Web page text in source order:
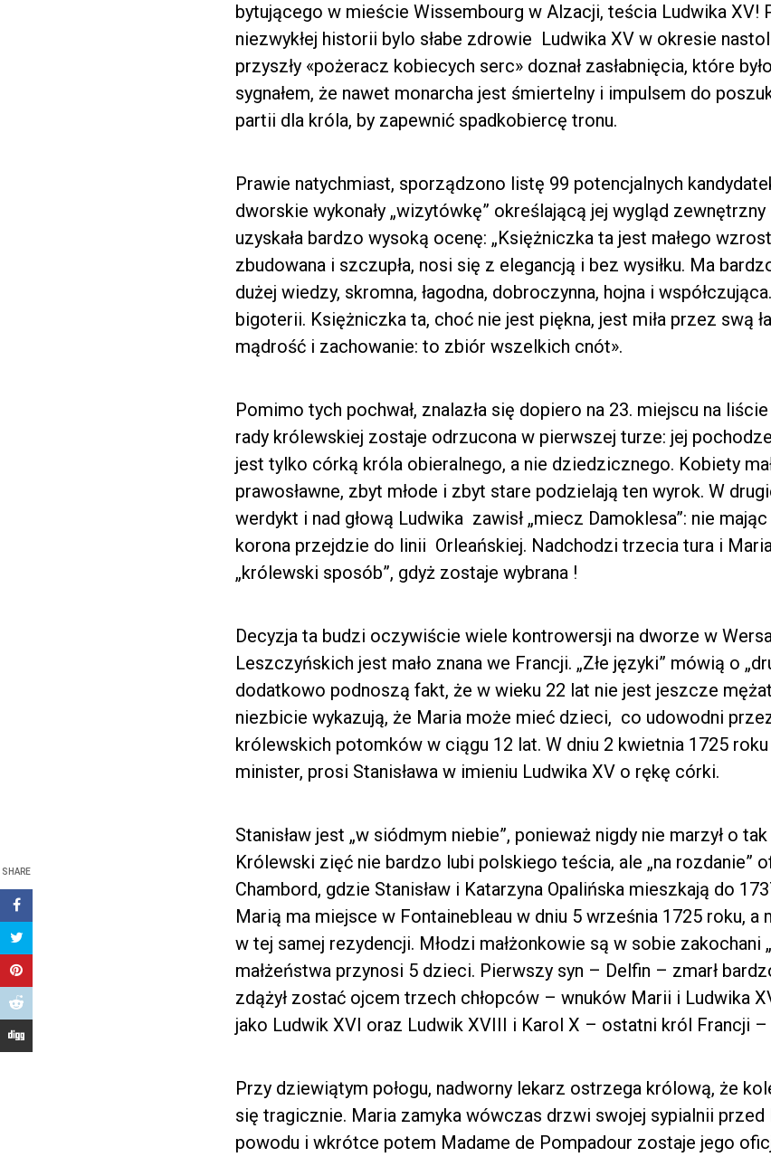
SHARE
bytującego w mieście Wissembourg w Alzacji, teścia Ludwika XV!
niezwykłej historii bylo słabe zdrowie Ludwika XV w okresie
przyszły «pożeracz kobiecych serc» doznał zasłabnięcia, które
sygnałem, że nawet monarcha jest śmiertelny i impulsem do
partii dla króla, by zapewnić spadkobiercę tronu.
Prawie natychmiast, sporządzono listę 99 potencjalnych
dworskie wykonały „wizytówkę” określającą jej wygląd
uzyskała bardzo wysoką ocenę: „Księżniczka ta jest małego
zbudowana i szczupła, nosi się z elegancją i bez wysiłku. Ma
dużej wiedzy, skromna, łagodna, dobroczynna, hojna i
bigoterii. Księżniczka ta, choć nie jest piękna, jest miła przez swą
mądrość i zachowanie: to zbiór wszelkich cnót».
Pomimo tych pochwał, znalazła się dopiero na 23. miejscu na
rady królewskiej zostaje odrzucona w pierwszej turze: jej
jest tylko córką króla obieralnego, a nie dziedzicznego. Kobiety
prawosławne, zbyt młode i zbyt stare podzielają ten wyrok. W
werdykt i nad głową Ludwika zawisł „miecz Damoklesa”: nie
korona przejdzie do linii Orleańskiej. Nadchodzi trzecia tura i
„królewski sposób”, gdyż zostaje wybrana !
Decyzja ta budzi oczywiście wiele kontrowersji na dworze w
Leszczyńskich jest mało znana we Francji. „Złe języki” mówią o
dodatkowo podnoszą fakt, że w wieku 22 lat nie jest jeszcze
niezbicie wykazują, że Maria może mieć dzieci, co udowodni
królewskich potomków w ciągu 12 lat. W dniu 2 kwietnia 1725
minister, prosi Stanisława w imieniu Ludwika XV o rękę córki.
Stanisław jest „w siódmym niebie”, ponieważ nigdy nie marzył o
Królewski zięć nie bardzo lubi polskiego teścia, ale „na rozdanie”
Chambord, gdzie Stanisław i Katarzyna Opalińska mieszkają do
Marią ma miejsce w Fontainebleau w dniu 5 września 1725 roku, a
w tej samej rezydencji. Młodzi małżonkowie są w sobie zakochani
małżeństwa przynosi 5 dzieci. Pierwszy syn – Delfin – zmarł
zdążył zostać ojcem trzech chłopców – wnuków Marii i Ludwika
jako Ludwik XVI oraz Ludwik XVIII i Karol X – ostatni król Francji
Przy dziewiątym połogu, nadworny lekarz ostrzega królową, że
się tragicznie. Maria zamyka wówczas drzwi swojej sypialnii
powodu i wkrótce potem Madame de Pompadour zostaje jego